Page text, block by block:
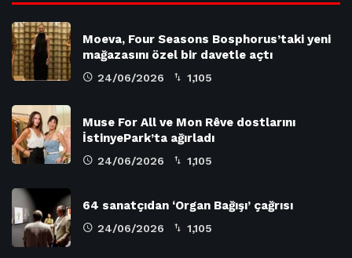
Moeva, Four Seasons Bosphorus’taki yeni
mağazasını özel bir davetle açtı
24/06/2026 1,105
Muse For All ve Mon Rêve dostlarını
İstinyePark’ta ağırladı
24/06/2026 1,105
64 sanatçıdan ‘Organ Bağışı’ çağrısı
24/06/2026 1,105